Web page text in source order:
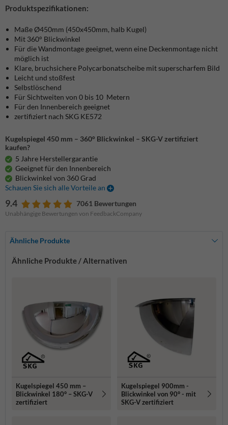
Produktspezifikationen:
Maße Ø450mm (450x450mm, halb Kugel)
Mit 360° Blickwinkel
Für die Wandmontage geeignet, wenn eine Deckenmontage nicht
möglich ist
Klare, bruchsichere Polycarbonatscheibe mit superscharfem Bild
Leicht und stoßfest
Selbstlöschend
Für Sichtweiten von 0 bis 10 Metern
Für den Innenbereich geeignet
zertifiziert nach SKG KE572
Kugelspiegel 450 mm – 360° Blickwinkel – SKG-V zertifiziert
kaufen?
5 Jahre Herstellergarantie
Geeignet für den Innenbereich
Blickwinkel von 360 Grad
Schauen Sie sich alle Vorteile an
9.4 7061 Bewertungen
Unabhängige Bewertungen von FeedbackCompany
Ähnliche Produkte
Ähnliche Produkte / Alternativen
Kugelspiegel 450 mm –
Blickwinkel 180° – SKG-V
zertifiziert
Kugelspiegel 900mm -
Blickwinkel von 90° - mit
SKG-V zertifiziert